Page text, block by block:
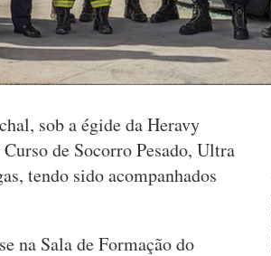
sob a égide da Heravy
de Socorro Pesado, Ultra
tendo sido acompanhados
na Sala de Formação do